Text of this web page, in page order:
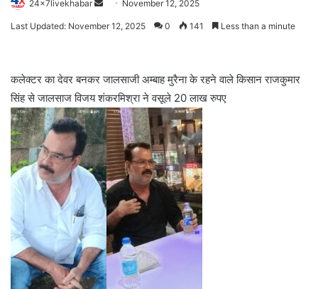
24x7livekhabar
Send November 12, 2025
Last Updated: November 12, 2025 0 141 Less than a minute
कलेक्टर का देवर बनकर जालसाजी अम्बाह मुरैना के रहने वाले किसान राजकुमार
सिंह से जालसाज विजय शंकरमिश्रा ने वसूले 20 लाख रुपए